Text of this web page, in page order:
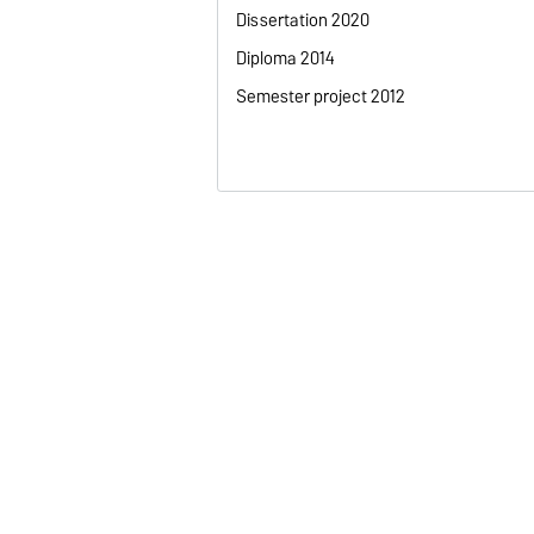
Dissertation 2020
Diploma 2014
Semester project 2012